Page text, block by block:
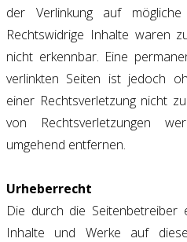
der Verlinkung auf
Rechtswidrige Inhalte waren
nicht erkennbar. Eine
verlinkten Seiten ist jedoch
einer Rechtsverletzung nicht
von Rechtsverletzungen
umgehend entfernen.
Urheberrecht
Die durch die Seitenbetreiber
Inhalte und Werke auf